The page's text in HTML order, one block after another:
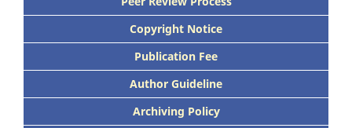
Copyright Notice
Publication Fee
Author Guideline
Archiving Policy